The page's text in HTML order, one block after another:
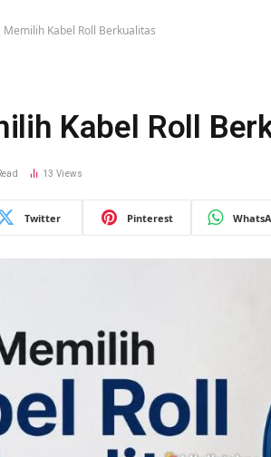
Memilih Kabel Roll Berkualitas
Kabel Roll
13Views
Twitter Pinterest